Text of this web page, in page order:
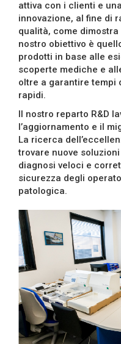
attiva con i clienti e
innovazione, al fine di
qualità, come
nostro obiettivo è
prodotti in base alle
scoperte mediche e
oltre a garantire tempi
rapidi.
Il nostro reparto R&D
l’aggiornamento e il
La ricerca
trovare nuove
diagnosi veloci e
sicurezza degli
patologica.